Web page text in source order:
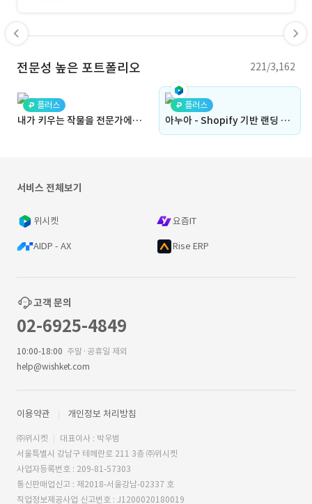
전문성 높은 포트폴리오 221/3,162
플러스
내가 키우는 작물을 전문가에게 진단받고 유저들과 소통할 수 있는 애플리케이션 (팜모닝, NH오늘농사와 유사)(병해충, 기록, 인력, 좋아요, 쇼핑몰, 입점몰, 입점사, 판매)
플러스
아누아 - Shopify 기반 랜딩 페이지 개발
서비스 전체보기
위시켓 요즘IT
AIDP - AX Rise ERP
고객 문의
02-6925-4849
10:00-18:00 주말·공휴일 제외
help@wishket.com
이용약관 개인정보 처리방침
㈜위시켓
대표이사 : 박우범
서울특별시 강남구 테헤란로 211 3층 ㈜위시켓
사업자등록번호 : 209-81-57303
통신판매업신고 : 제2018-서울강남-02337 호
직업정보제공사업 신고번호 : J1200020180019